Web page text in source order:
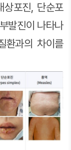
상포진, 단순포
발진이 나타나
환과의 차이를